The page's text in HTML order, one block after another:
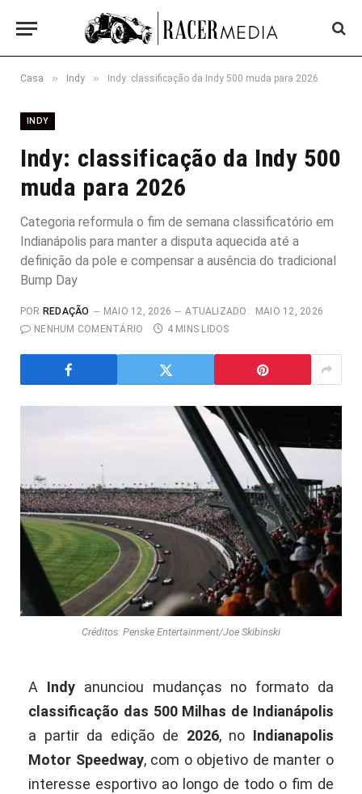
Casa » Indy » Indy: classificação da Indy 500 muda para 2026
INDY
Indy: classificação da Indy 500
muda para 2026
Categoria reformula o fim de semana classificatório em
Indianápolis para manter a disputa aquecida até a
definição da pole e compensar a ausência do tradicional
Bump Day
POR REDAÇÃO MAIO 12, 2026 ATUALIZADO:
MAIO 12, 2026
NENHUM COMENTÁRIO
4 MINS LIDOS
Créditos: Penske Entertainment/Joe Skibinski
A Indyanunciou mudanças no formato da
classificação das 500 Milhas de Indianápolis
a partir da edição de 2026, no Indianapolis
Motor Speedway, com o objetivo de manter o
interesse esportivo ao longo de todo o fim de